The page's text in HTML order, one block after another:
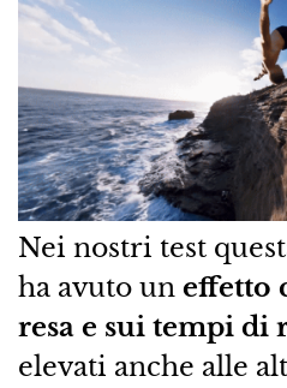
Nei nostri test
ha avuto un effetto
resa e sui tempi di
elevati anche alle